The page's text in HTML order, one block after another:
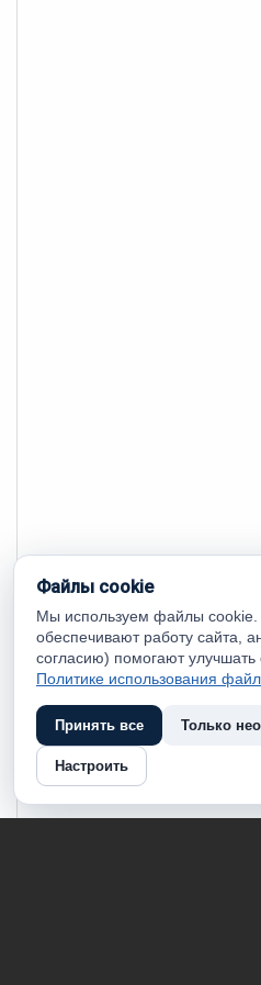
Файлы cookie
Мы используем файлы
обеспечивают работу сайта,
согласию) помогают улучшать
Политике использования
Принять все Только
Настроить